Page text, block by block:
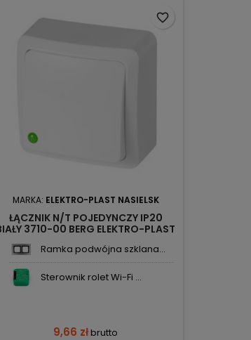
MARKA: ELEKTRO-PLAST NASIELSK
ŁĄCZNIK N/T POJEDYNCZY IP20
3710-00 BERG ELEKTRO-PLAST
Ramka podwójna szklana...
Sterownik rolet Wi-Fi ...
9,66 złbrutto
favorite_border